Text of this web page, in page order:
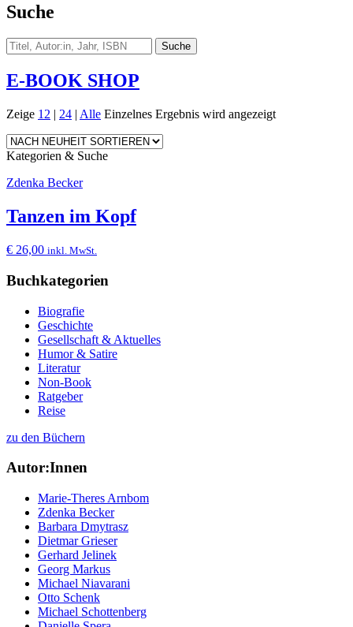
Suche
E-BOOK SHOP
Zeige 12 | 24 | Alle Einzelnes Ergebnis wird angezeigt
Kategorien & Suche
Zdenka Becker
Tanzen im Kopf
€ 26,00 inkl. MwSt.
Buchkategorien
Biografie
Geschichte
Gesellschaft & Aktuelles
Humor & Satire
Literatur
Non-Book
Ratgeber
Reise
zu den Büchern
Autor:Innen
Marie-Theres Arnbom
Zdenka Becker
Barbara Dmytrasz
Dietmar Grieser
Gerhard Jelinek
Georg Markus
Michael Niavarani
Otto Schenk
Michael Schottenberg